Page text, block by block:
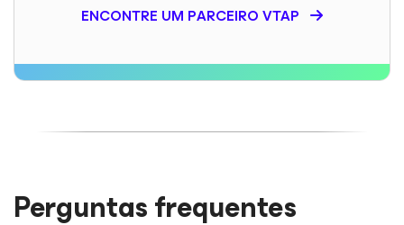
ENCONTRE UM PARCEIRO VTAP
Perguntas frequentes